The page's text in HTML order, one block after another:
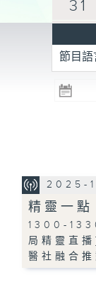
31
R3
電台
節目語
2025-
精靈一點
1300-
局精靈直
醫社融合